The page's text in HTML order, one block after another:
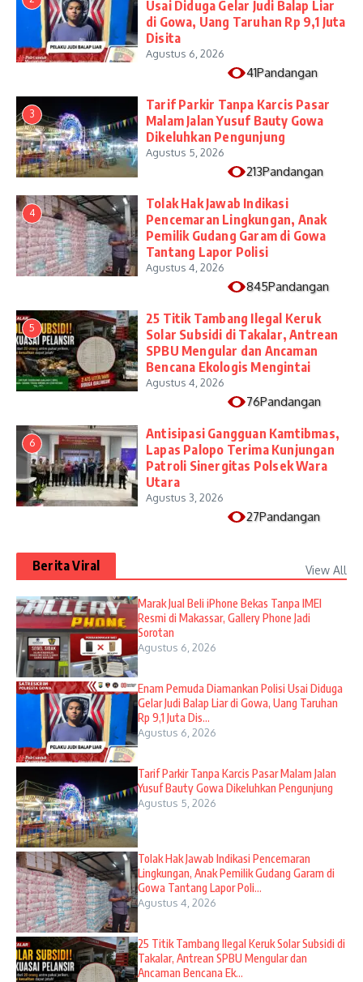
Usai Diduga Gelar Judi Balap Liar
di Gowa, Uang Taruhan Rp 9,1 Juta
Disita
Agustus 6, 2026
41Pandangan
3
Tarif Parkir Tanpa Karcis Pasar
Malam Jalan Yusuf Bauty Gowa
Dikeluhkan Pengunjung
Agustus 5, 2026
213Pandangan
4
Tolak Hak Jawab Indikasi
Pencemaran Lingkungan, Anak
Pemilik Gudang Garam di Gowa
Tantang Lapor Polisi
Agustus 4, 2026
845Pandangan
5
25 Titik Tambang Ilegal Keruk
Solar Subsidi di Takalar, Antrean
SPBU Mengular dan Ancaman
Bencana Ekologis Mengintai
Agustus 4, 2026
76Pandangan
6
Antisipasi Gangguan Kamtibmas,
Lapas Palopo Terima Kunjungan
Patroli Sinergitas Polsek Wara
Utara
Agustus 3, 2026
27Pandangan
Berita Viral View All
​Marak Jual Beli iPhone Bekas Tanpa IMEI
Resmi di Makassar, Gallery Phone Jadi
Sorotan
Agustus 6, 2026
Enam Pemuda Diamankan Polisi Usai Diduga
Gelar Judi Balap Liar di Gowa, Uang Taruhan
Rp 9,1 Juta Dis...
Agustus 6, 2026
Tarif Parkir Tanpa Karcis Pasar Malam Jalan
Yusuf Bauty Gowa Dikeluhkan Pengunjung
Agustus 5, 2026
Tolak Hak Jawab Indikasi Pencemaran
Lingkungan, Anak Pemilik Gudang Garam di
Gowa Tantang Lapor Poli...
Agustus 4, 2026
25 Titik Tambang Ilegal Keruk Solar Subsidi di
Takalar, Antrean SPBU Mengular dan
Ancaman Bencana Ek...